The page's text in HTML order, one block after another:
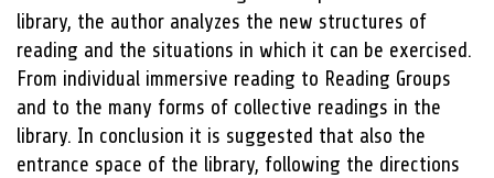
library, the author analyzes the new structures of
reading and the situations in which it can be exercised.
From individual immersive reading to Reading Groups
and to the many forms of collective readings in the
library. In conclusion it is suggested that also the
entrance space of the library, following the directions